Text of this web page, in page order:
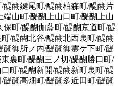
醍醐鍵尾町/醍醐柏森町/醍醐片
端山町/醍醐上山口町/醍醐上山
保町/醍醐伽藍町/醍醐京道町/醍
/醍醐北谷/醍醐北西裏町/醍醐
醐御所ノ内/醍醐御霊ケ下町/醍
裏町/醍醐三ノ切/醍醐勝口町/
町/醍醐新開/醍醐新町裏町/醍
醍醐高畑町/醍醐多近田町/醍醐